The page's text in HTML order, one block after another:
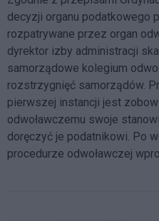
decyzji organu podatkowego
rozpatrywane przez organ
dyrektor izby administracji
samorządowe kolegium
rozstrzygnięć samorządów.
pierwszej instancji jest
odwoławczemu swoje
doręczyć je podatnikowi. Po
procedurze odwoławczej